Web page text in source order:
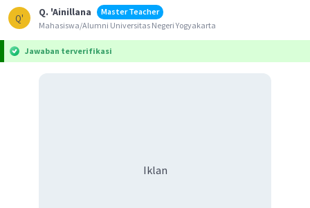
Q'
Q. 'Ainillana
Master Teacher
Mahasiswa/Alumni Universitas Negeri Yogyakarta
Jawaban terverifikasi
Iklan